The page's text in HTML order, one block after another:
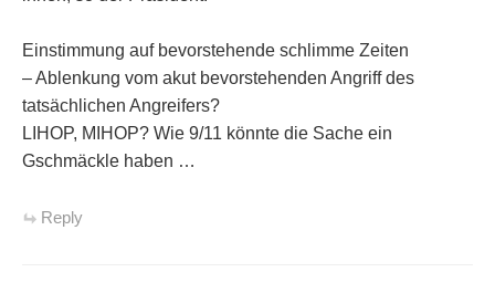
Einstimmung auf bevorstehende schlimme Zeiten
– Ablenkung vom akut bevorstehenden Angriff des
tatsächlichen Angreifers?
LIHOP, MIHOP? Wie 9/11 könnte die Sache ein
Gschmäckle haben …
Reply